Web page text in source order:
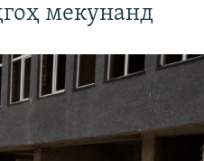
мекунанд